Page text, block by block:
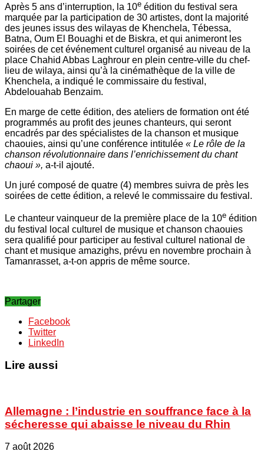
Après 5 ans d’interruption, la 10e édition du festival sera
marquée par la participation de 30 artistes, dont la majorité
des jeunes issus des wilayas de Khenchela, Tébessa,
Batna, Oum El Bouaghi et de Biskra, et qui animeront les
soirées de cet événement culturel organisé au niveau de la
place Chahid Abbas Laghrour en plein centre-ville du chef-
lieu de wilaya, ainsi qu’à la cinémathèque de la ville de
Khenchela, a indiqué le commissaire du festival,
Abdelouahab Benzaim.
En marge de cette édition, des ateliers de formation ont été
programmés au profit des jeunes chanteurs, qui seront
encadrés par des spécialistes de la chanson et musique
chaouies, ainsi qu’une conférence intitulée « Le rôle de la
chanson révolutionnaire dans l’enrichissement du chant
chaoui », a-t-il ajouté.
Un juré composé de quatre (4) membres suivra de près les
soirées de cette édition, a relevé le commissaire du festival.
Le chanteur vainqueur de la première place de la 10e édition
du festival local culturel de musique et chanson chaouies
sera qualifié pour participer au festival culturel national de
chant et musique amazighs, prévu en novembre prochain à
Tamanrasset, a-t-on appris de même source.
Partager
Facebook
Twitter
LinkedIn
Lire aussi
Allemagne : l’industrie en souffrance face à la
sécheresse qui abaisse le niveau du Rhin
7 août 2026